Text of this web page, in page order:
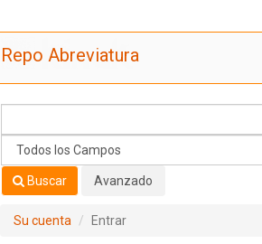
Repo Abreviatura
Buscar Avanzado
Su cuenta Entrar